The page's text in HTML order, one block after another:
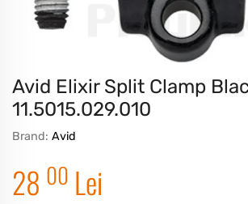
Avid Elixir Split Clamp
11.5015.029.010
Brand: Avid
28 00 Lei